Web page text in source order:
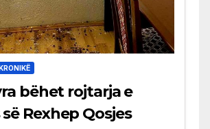
KRONIKË
bëhet rojtarja e
Rexhep Qosjes